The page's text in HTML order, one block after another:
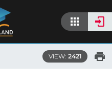
VIEW: 2421